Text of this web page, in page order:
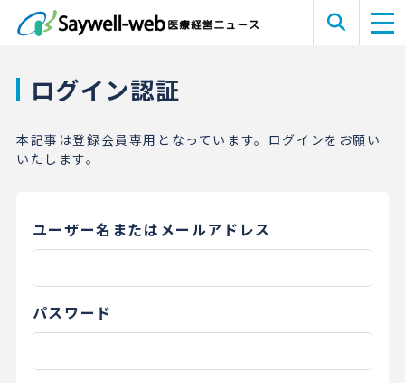
ログイン認証
本記事は登録会員専用となっています。ログインをお願い
いたします。
ユーザー名またはメールアドレス
パスワード